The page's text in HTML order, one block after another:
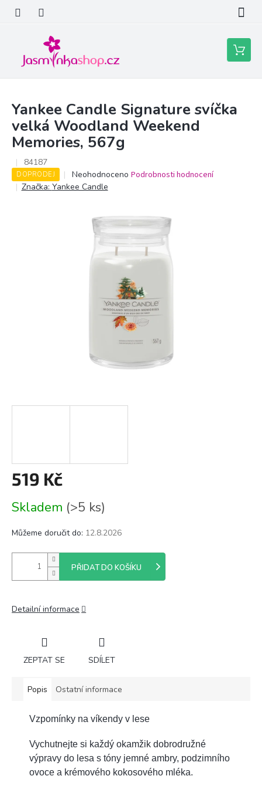
obsah
Nákupní
košík
Yankee Candle Signature svíčka
velká Woodland Weekend
Memories, 567g
84187
DOPRODEJ
Průměrné
hodnocení
hvězdiček.
Neohodnoceno Podrobnosti hodnocení
Značka: Yankee Candle
519 Kč
cena:
Skladem (>5 ks)
Můžeme doručit do: 12.8.2026
PŘIDAT DO KOŠÍKU
Detailní informace
ZEPTAT SE SDÍLET
Popis Ostatní informace
Vzpomínky na víkendy v lese
Vychutnejte si každý okamžik dobrodružné
výpravy do lesa s tóny jemné ambry, podzimního
ovoce a krémového kokosového mléka.